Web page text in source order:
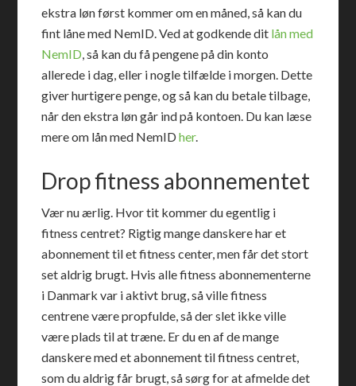
ekstra løn først kommer om en måned, så kan du
fint låne med NemID. Ved at godkende dit lån med
NemID, så kan du få pengene på din konto
allerede i dag, eller i nogle tilfælde i morgen. Dette
giver hurtigere penge, og så kan du betale tilbage,
når den ekstra løn går ind på kontoen. Du kan læse
mere om lån med NemIDher.
Drop fitness abonnementet
Vær nu ærlig. Hvor tit kommer du egentlig i
fitness centret? Rigtig mange danskere har et
abonnement til et fitness center, men får det stort
set aldrig brugt. Hvis alle fitness abonnementerne
i Danmark var i aktivt brug, så ville fitness
centrene være propfulde, så der slet ikke ville
være plads til at træne. Er du en af de mange
danskere med et abonnement til fitness centret,
som du aldrig får brugt, så sørg for at afmelde det